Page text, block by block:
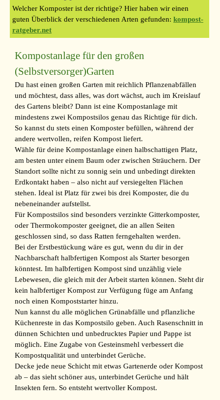
Welcher Komposter ist der richtige? Hier haben wir einen
guten Überblick der verschiedenen Arten gefunden: kompost-
ratgeber.net
Kompostanlage für den großen
(Selbstversorger)Garten
Du hast einen großen Garten mit reichlich Pflanzenabfällen
und möchtest, dass alles, was dort wächst, auch im Kreislauf
des Gartens bleibt? Dann ist eine Kompostanlage mit
mindestens zwei Kompostsilos genau das Richtige für dich.
So kannst du stets einen Komposter befüllen, während der
andere wertvollen, reifen Kompost liefert.
Wähle für deine Kompostanlage einen halbschattigen Platz,
am besten unter einem Baum oder zwischen Sträuchern. Der
Standort sollte nicht zu sonnig sein und unbedingt direkten
Erdkontakt haben – also nicht auf versiegelten Flächen
stehen. Ideal ist Platz für zwei bis drei Komposter, die du
nebeneinander aufstellst.
Für Kompostsilos sind besonders verzinkte Gitterkomposter,
oder Thermokomposter geeignet, die an allen Seiten
geschlossen sind, so dass Ratten ferngehalten werden.
Bei der Erstbestückung wäre es gut, wenn du dir in der
Nachbarschaft halbfertigen Kompost als Starter besorgen
könntest. Im halbfertigen Kompost sind unzählig viele
Lebewesen, die gleich mit der Arbeit starten können. Steht dir
kein halbfertiger Kompost zur Verfügung füge am Anfang
noch einen Kompoststarter hinzu.
Nun kannst du alle möglichen Grünabfälle und pflanzliche
Küchenreste in das Kompostsilo geben. Auch Rasenschnitt in
dünnen Schichten und unbedrucktes Papier und Pappe ist
möglich. Eine Zugabe von Gesteinsmehl verbessert die
Kompostqualität und unterbindet Gerüche.
Decke jede neue Schicht mit etwas Gartenerde oder Kompost
ab – das sieht schöner aus, unterbindet Gerüche und hält
Insekten fern. So entsteht wertvoller Kompost.